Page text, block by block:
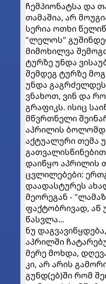
ჩემპიონატსა და
თამაშია, არ
სერია ოთხი
"ლელოს"
მიმოხილვა
ტურზე უნდა
შემდეგ ტურზე
უნდა
ვნახოთ, ვინ და
გრაფიკს. ისიც
მწვრთნელი
აპრილის
აქტუალური თემა
დაიწყო აპრილის
ცვლილებები:
დაადასტურეს
მეორეგან -
ფაქტობრივად, აწ
წასვლა...
ნუ
აპრილში
მერე მოხდა,
კი, არ არის
გუნდ(ებ)ში რომ